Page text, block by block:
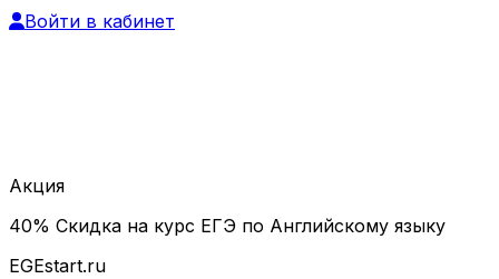
Войти в кабинет
Акция
40% Скидка на курс ЕГЭ по Английскому языку
EGEstart.ru